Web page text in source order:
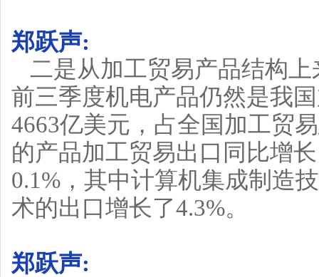
郑跃声:
二是从加工贸易产品结构
前三季度机电产品仍然是我
4663亿美元，占全国加工贸
的产品加工贸易出口同比增
0.1%，其中计算机集成制造
术的出口增长了4.3%。
郑跃声: